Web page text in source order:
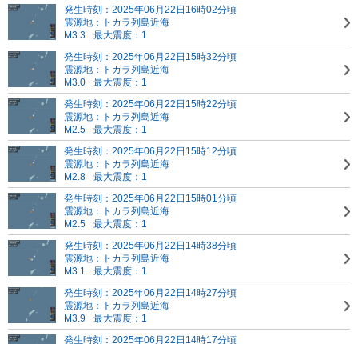
発生時刻：2025年06月22日16時02分頃
震源地：トカラ列島近海
M3.3
最大震度：1
発生時刻：2025年06月22日15時32分頃
震源地：トカラ列島近海
M3.0
最大震度：1
発生時刻：2025年06月22日15時22分頃
震源地：トカラ列島近海
M2.5
最大震度：1
発生時刻：2025年06月22日15時12分頃
震源地：トカラ列島近海
M2.8
最大震度：1
発生時刻：2025年06月22日15時01分頃
震源地：トカラ列島近海
M2.5
最大震度：1
発生時刻：2025年06月22日14時38分頃
震源地：トカラ列島近海
M3.1
最大震度：1
発生時刻：2025年06月22日14時27分頃
震源地：トカラ列島近海
M3.9
最大震度：1
発生時刻：2025年06月22日14時17分頃